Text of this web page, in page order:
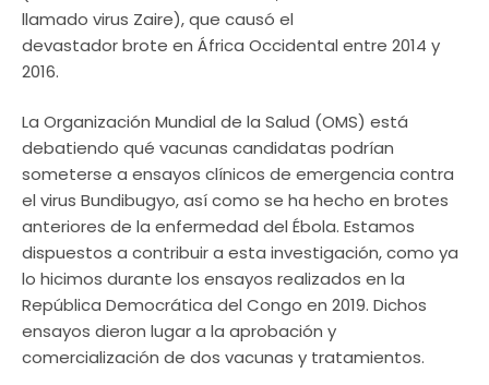
llamado virus Zaire), que causó el
devastador brote en África Occidental entre 2014 y
2016.
La Organización Mundial de la Salud (OMS) está
debatiendo qué vacunas candidatas podrían
someterse a ensayos clínicos de emergencia contra
el virus Bundibugyo, así como se ha hecho en brotes
anteriores de la enfermedad del Ébola. Estamos
dispuestos a contribuir a esta investigación, como ya
lo hicimos durante los ensayos realizados en la
República Democrática del Congo en 2019. Dichos
ensayos dieron lugar a la aprobación y
comercialización de dos vacunas y tratamientos.